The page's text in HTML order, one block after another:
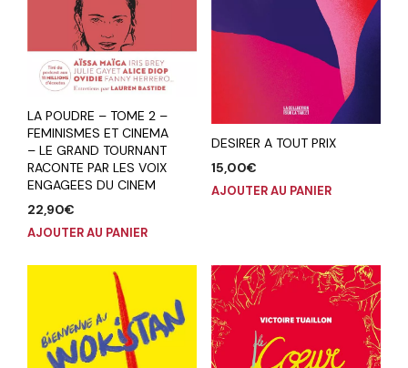
LA POUDRE – TOME 2 –
FEMINISMES ET CINEMA
– LE GRAND TOURNANT
RACONTE PAR LES VOIX
ENGAGEES DU CINEM
22,90€
AJOUTER AU PANIER
DESIRER A TOUT PRIX
15,00€
AJOUTER AU PANIER